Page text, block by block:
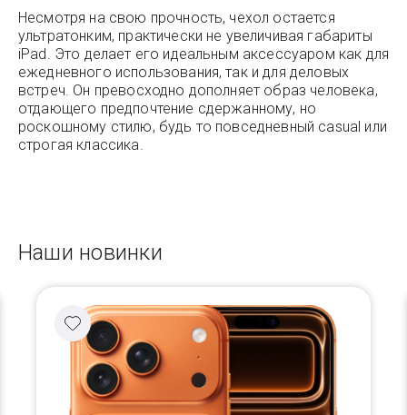
Несмотря на свою прочность, чехол остается
ультратонким, практически не увеличивая габариты
iPad. Это делает его идеальным аксессуаром как для
ежедневного использования, так и для деловых
встреч. Он превосходно дополняет образ человека,
отдающего предпочтение сдержанному, но
роскошному стилю, будь то повседневный casual или
строгая классика.
Наши новинки